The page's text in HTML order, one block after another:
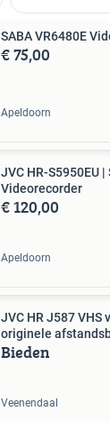
SABA VR6480E
€ 75,00
Apeldoorn
JVC HR-S5950EU |
Videorecorder
€ 120,00
Apeldoorn
JVC HR J587 VHS
originele
Bieden
Veenendaal